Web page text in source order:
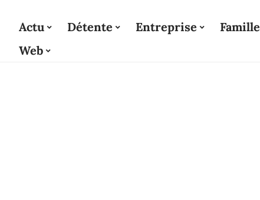
Actu Détente Entreprise Famille
Web